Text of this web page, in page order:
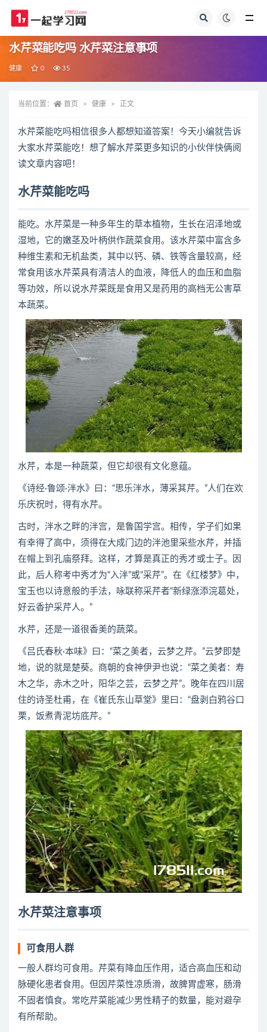
水芹菜能吃吗 水芹菜注意事项
健康 0 35
当前位置： 首页 健康 正文
水芹菜能吃吗相信很多人都想知道答案！今天小编就告诉
大家水芹菜能吃！想了解水芹菜更多知识的小伙伴快俩阅
读文章内容吧！
水芹菜能吃吗
能吃。水芹菜是一种多年生的草本植物，生长在沼泽地或
湿地，它的嫩茎及叶柄供作蔬菜食用。该水芹菜中富含多
种维生素和无机盐类，其中以钙、磷、铁等含量较高，经
常食用该水芹菜具有清洁人的血液，降低人的血压和血脂
等功效，所以说水芹菜既是食用又是药用的高档无公害草
本蔬菜。
水芹，本是一种蔬菜，但它却很有文化意蕴。
《诗经·鲁颂·泮水》曰：“思乐泮水，薄采其芹。”人们在欢
乐庆祝时，得有水芹。
古时，泮水之畔的泮宫，是鲁国学宫。相传，学子们如果
有幸得了高中，须得在大成门边的泮池里采些水芹，并插
在帽上到孔庙祭拜。这样，才算是真正的秀才或士子。因
此，后人称考中秀才为“入泮”或“采芹”。在《红楼梦》中，
宝玉也以诗意般的手法，咏联称采芹者“新绿涨添浣葛处，
好云香护采芹人。”
水芹，还是一道很香美的蔬菜。
《吕氏春秋·本味》曰：“菜之美者，云梦之芹。”云梦即楚
地，说的就是楚葵。商朝的食神伊尹也说：“菜之美者：寿
木之华，赤木之叶，阳华之芸，云梦之芹”。晚年在四川居
住的诗圣杜甫，在《崔氏东山草堂》里曰：“盘剥白鸦谷口
栗，饭煮青泥坊底芹。”
水芹菜注意事项
可食用人群
一般人群均可食用。芹菜有降血压作用，适合高血压和动
脉硬化患者食用。但因芹菜性凉质滑，故脾胃虚寒，肠滑
不固者慎食。常吃芹菜能减少男性精子的数量，能对避孕
有所帮助。